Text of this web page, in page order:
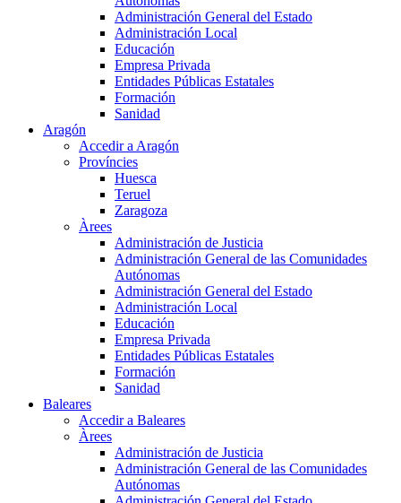
Administración General del Estado
Administración Local
Educación
Empresa Privada
Entidades Públicas Estatales
Formación
Sanidad
Aragón
Accedir a Aragón
Províncies
Huesca
Teruel
Zaragoza
Àrees
Administración de Justicia
Administración General de las Comunidades
Autónomas
Administración General del Estado
Administración Local
Educación
Empresa Privada
Entidades Públicas Estatales
Formación
Sanidad
Baleares
Accedir a Baleares
Àrees
Administración de Justicia
Administración General de las Comunidades
Autónomas